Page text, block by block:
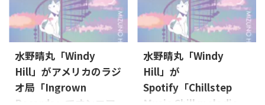
水野晴丸「Windy
Hill」がアメリカのラジ
オ局「Ingrown
水野晴丸「Windy
Hill」が
Spotify「Chillstep